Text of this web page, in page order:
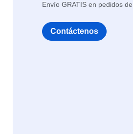
Envío GRATIS en pedidos
Contáctenos